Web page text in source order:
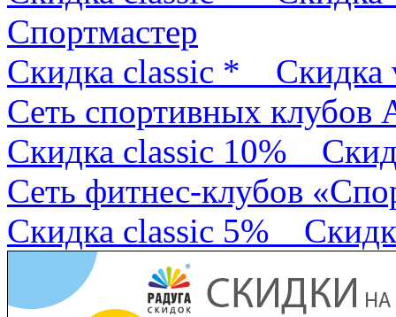
Спортмастер
Скидка classic *
Скидка
Сеть спортивных клубов
Скидка classic 10%
Сеть фитнес-клубов
Скидка classic 5%